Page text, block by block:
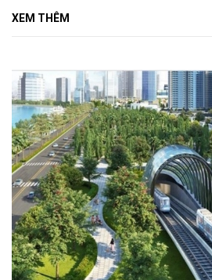
CO.ME.T cho Công ty điện lực Bến Tre.
XEM THÊM